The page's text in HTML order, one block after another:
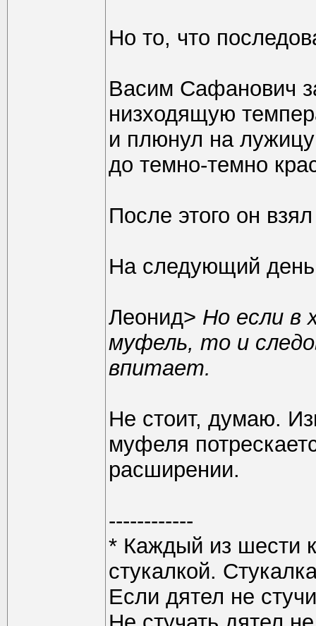
Но то, что
Васим Сафанович
низходящую
и плюнул на лужицу
до темно-темно
После этого он
На следующий
Леонид> Но если в
муфель, то и
впитает.
Не стоит, думаю.
муфеля
расширении.
------------
* Каждый из шести
стукалкой.
Если дятел не